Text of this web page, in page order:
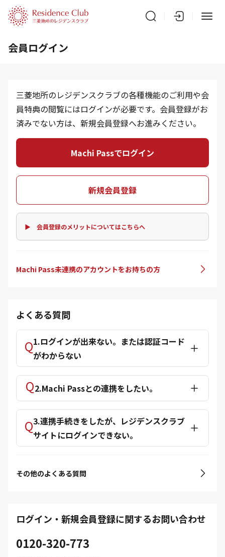
会員ログイン
三菱地所のレジデンスクラブの各種機能のご利用や会
員特典の閲覧にはログインが必要です。会員登録がお
済みでない方は、新規会員登録へお進みください。
Machi Passでログイン
新規会員登録
▶ 会員登録のメリットについてはこちらへ
Machi Pass未連携のアカウントをお持ちの方
よくある質問
1.ログインが出来ない。または認証コード
がわからない
2.Machi Passとの連携をしたい。
3.連携手続きをしたが、レジデンスクラブ
サイトにログインできない。
その他のよくある質問
ログイン・新規会員登録に関するお問い合わせ
0120-320-773